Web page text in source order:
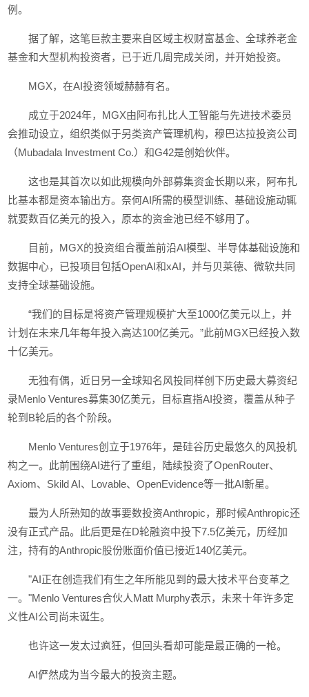
例。
据了解，这笔巨款主要来自区域主权财富基金、全球养老金
基金和大型机构投资者，已于近几周完成关闭，并开始投资。
MGX，在AI投资领域赫赫有名。
成立于2024年，MGX由阿布扎比人工智能与先进技术委员
会推动设立，组织类似于另类资产管理机构，穆巴达拉投资公司
（Mubadala Investment Co.）和G42是创始伙伴。
这也是其首次以如此规模向外部募集资金长期以来，阿布扎
比基本都是资本输出方。奈何AI所需的模型训练、基础设施动辄
就要数百亿美元的投入，原本的资金池已经不够用了。
目前，MGX的投资组合覆盖前沿AI模型、半导体基础设施和
数据中心，已投项目包括OpenAI和xAI，并与贝莱德、微软共同
支持全球基础设施。
“我们的目标是将资产管理规模扩大至1000亿美元以上，并
计划在未来几年每年投入高达100亿美元。”此前MGX已经投入数
十亿美元。
无独有偶，近日另一全球知名风投同样创下历史最大募资纪
录Menlo Ventures募集30亿美元，目标直指AI投资，覆盖从种子
轮到B轮后的各个阶段。
Menlo Ventures创立于1976年，是硅谷历史最悠久的风投机
构之一。此前围绕AI进行了重组，陆续投资了OpenRouter、
Axiom、Skild AI、Lovable、OpenEvidence等一批AI新星。
最为人所熟知的故事要数投资Anthropic，那时候Anthropic还
没有正式产品。此后更是在D轮融资中投下7.5亿美元，历经加
注，持有的Anthropic股份账面价值已接近140亿美元。
"AI正在创造我们有生之年所能见到的最大技术平台变革之
一。"Menlo Ventures合伙人Matt Murphy表示，未来十年许多定
义性AI公司尚未诞生。
也许这一发太过疯狂，但回头看却可能是最正确的一枪。
AI俨然成为当今最大的投资主题。